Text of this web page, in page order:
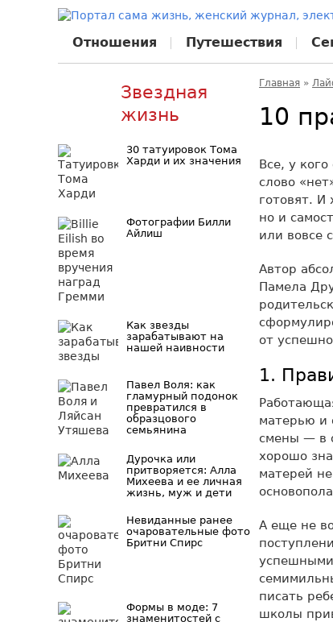
Отношения Путешествия
Главная »
10
Все, у
слово
готовят. И
но и
или вовсе
Автор
Памела
от
1.
матерью и
смены — в
хорошо
матерей
А еще не
писать
школы
Звездная
жизнь
30 татуировок Тома
Харди и их значения
Фотографии Билли
Айлиш
Как звезды
зарабатывают на
нашей наивности
Павел Воля: как
гламурный подонок
превратился в
образцового
семьянина
Дурочка или
притворяется: Алла
Михеева и ее личная
жизнь, муж и дети
Невиданные ранее
очаровательные фото
Бритни Спирс
Формы в моде: 7
знаменитостей с